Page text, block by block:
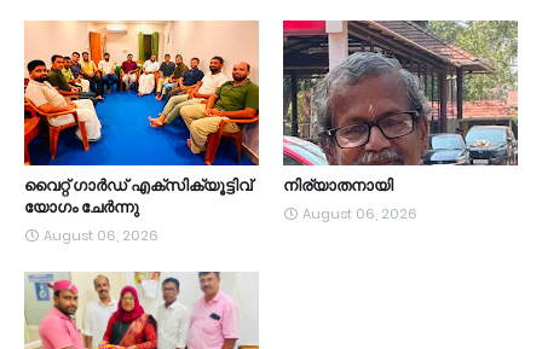
വൈറ്റ് ഗാർഡ് എക്സിക്യൂട്ടിവ്
യോഗം ചേർന്നു
August 06, 2026
നിര്യാതനായി
August 06, 2026